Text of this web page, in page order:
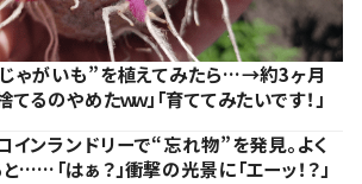
ゃがいも”を植えてみたら…→約3ヶ月
るのやめたｗｗ」「育ててみたいです！」
インランドリーで“忘れ物”を発見。よく
……「はぁ？」衝撃の光景に「エーッ！？」